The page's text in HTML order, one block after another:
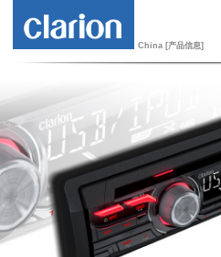
China [产品信息]